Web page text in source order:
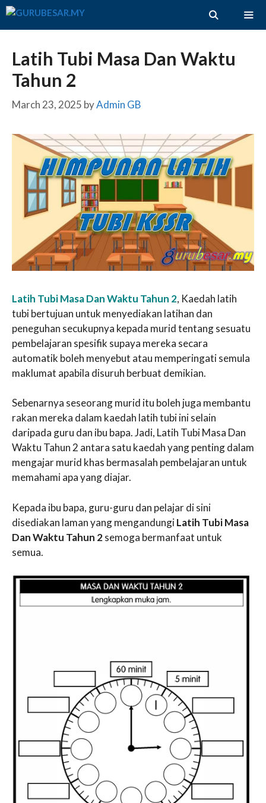
Skip
Latih Tubi Masa Dan Waktu
Tahun 2
March 23, 2025 byAdmin GB
Latih Tubi Masa Dan Waktu Tahun 2, Kaedah latih
tubi bertujuan untuk menyediakan latihan dan
peneguhan secukupnya kepada murid tentang sesuatu
pembelajaran spesifik supaya mereka secara
automatik boleh menyebut atau memperingati semula
maklumat apabila disuruh berbuat demikian.
Sebenarnya seseorang murid itu boleh juga membantu
rakan mereka dalam kaedah latih tubi ini selain
daripada guru dan ibu bapa. Jadi, Latih Tubi Masa Dan
Waktu Tahun 2 antara satu kaedah yang penting dalam
mengajar murid khas bermasalah pembelajaran untuk
memahami apa yang diajar.
Kepada ibu bapa, guru-guru dan pelajar di sini
disediakan laman yang mengandungiLatih Tubi Masa
Dan Waktu Tahun 2semoga bermanfaat untuk
semua.